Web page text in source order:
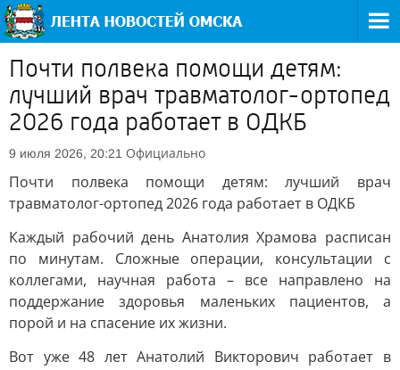
Почти полвека помощи детям:
лучший врач травматолог-ортопед
2026 года работает в ОДКБ
9 июля 2026, 20:21 Официально
Почти полвека помощи детям: лучший врач
травматолог-ортопед 2026 года работает в ОДКБ
Каждый рабочий день Анатолия Храмова расписан
по минутам. Сложные операции, консультации с
коллегами, научная работа – все направлено на
поддержание здоровья маленьких пациентов, а
порой и на спасение их жизни.
Вот уже 48 лет Анатолий Викторович работает в